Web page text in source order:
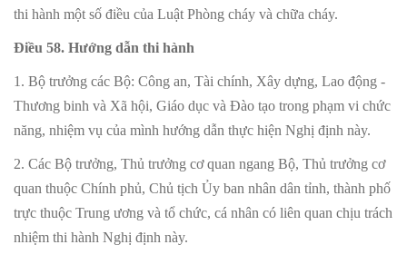
thi hành một số điều của Luật Phòng cháy và chữa cháy.
Điều 58. Hướng dẫn thi hành
1. Bộ trưởng các Bộ: Công an, Tài chính, Xây dựng, Lao động -
Thương binh và Xã hội, Giáo dục và Đào tạo trong phạm vi chức
năng, nhiệm vụ của mình hướng dẫn thực hiện Nghị định này.
2. Các Bộ trưởng, Thủ trưởng cơ quan ngang Bộ, Thủ trưởng cơ
quan thuộc Chính phủ, Chủ tịch Ủy ban nhân dân tỉnh, thành phố
trực thuộc Trung ương và tổ chức, cá nhân có liên quan chịu trách
nhiệm thi hành Nghị định này.